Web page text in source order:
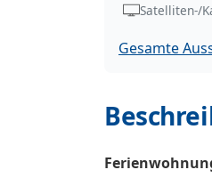
Satelliten-/
Gesamte